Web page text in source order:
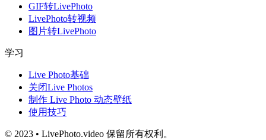
GIF转LivePhoto
LivePhoto转视频
图片转LivePhoto
学习
Live Photo基础
关闭Live Photos
制作 Live Photo 动态壁纸
使用技巧
© 2023 • LivePhoto.video 保留所有权利。